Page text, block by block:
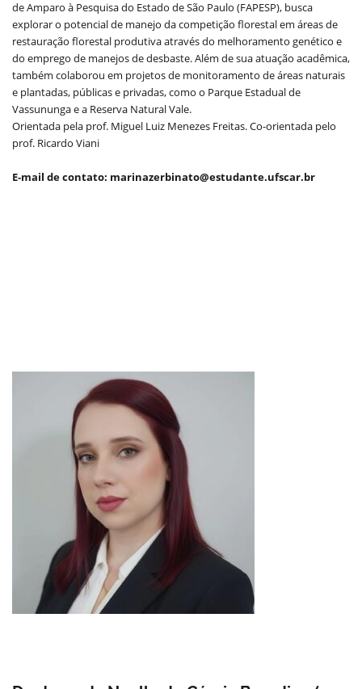
de Amparo à Pesquisa do Estado de São Paulo (FAPESP), busca
explorar o potencial de manejo da competição florestal em áreas de
restauração florestal produtiva através do melhoramento genético e
do emprego de manejos de desbaste. Além de sua atuação acadêmica,
também colaborou em projetos de monitoramento de áreas naturais
e plantadas, públicas e privadas, como o Parque Estadual de
Vassununga e a Reserva Natural Vale.
Orientada pela prof. Miguel Luiz Menezes Freitas. Co-orientada pelo
prof. Ricardo Viani
E-mail de contato: marinazerbinato@estudante.ufscar.br